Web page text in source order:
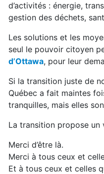
d’activités : énergie,
gestion des déchets,
Les solutions et les
seul le pouvoir citoyen
d’Ottawa, pour leur
Si la transition juste de
Québec a fait maintes
tranquilles, mais elles
La transition propose
Merci d’être là.
Merci à tous ceux et
Et à tous ceux et celles